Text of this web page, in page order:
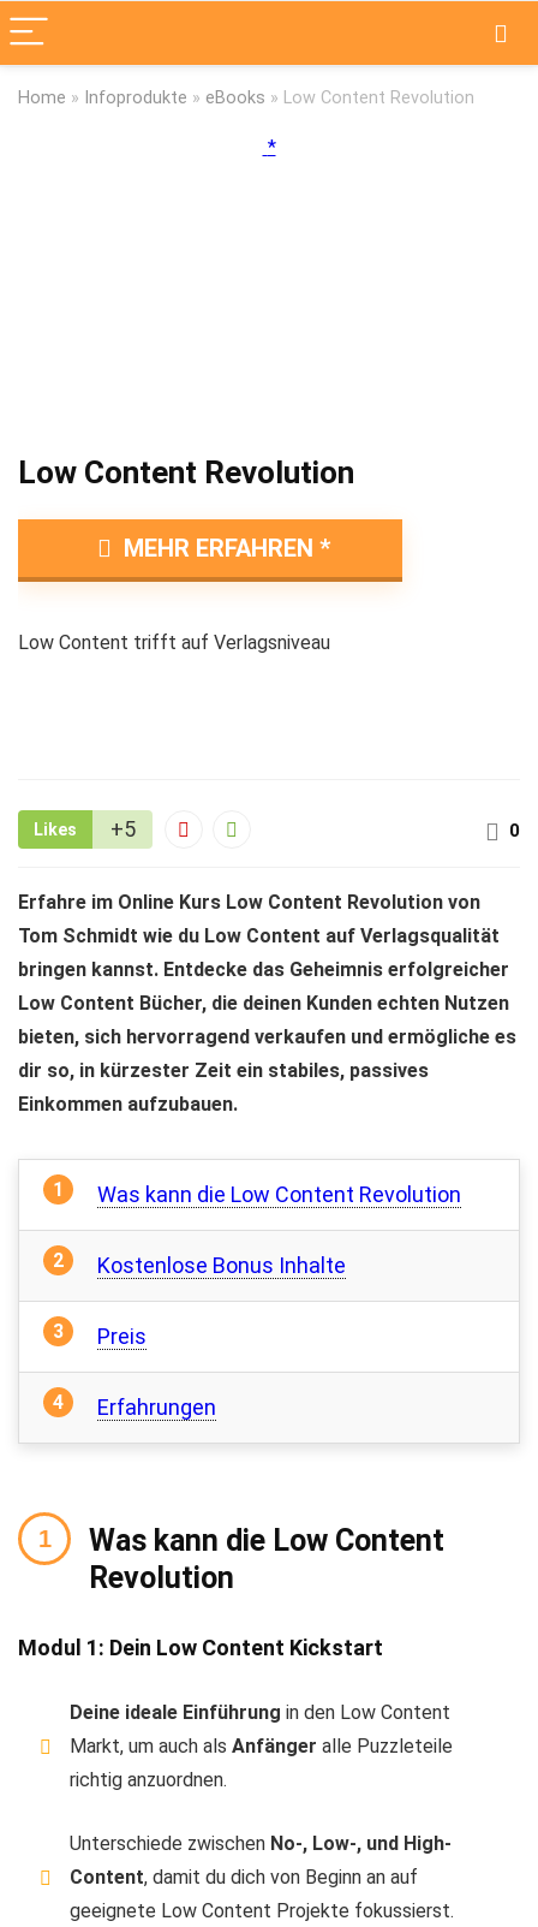
Home » Infoprodukte » eBooks » Low Content Revolution
Low Content Revolution
MEHR ERFAHREN
Low Content trifft auf Verlagsniveau
0
Likes +5
Erfahre im Online Kurs Low Content Revolution von
Tom Schmidt wie du Low Content auf Verlagsqualität
bringen kannst. Entdecke das Geheimnis erfolgreicher
Low Content Bücher, die deinen Kunden echten Nutzen
bieten, sich hervorragend verkaufen und ermögliche es
dir so, in kürzester Zeit ein stabiles, passives
Einkommen aufzubauen.
Was kann die Low Content Revolution
Kostenlose Bonus Inhalte
Preis
Erfahrungen
Was kann die Low Content
Revolution
Modul 1: Dein Low Content Kickstart
Deine ideale Einführung in den Low Content
Markt, um auch als Anfänger alle Puzzleteile
richtig anzuordnen.
Unterschiede zwischen No-, Low-, und High-
Content, damit du dich von Beginn an auf
geeignete Low Content Projekte fokussierst.